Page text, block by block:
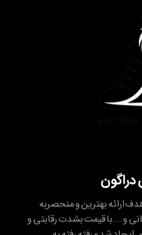
دراگون
در شهریور ۱۳۹۴ با هدف ارائه بهترین و منحصربه
و... با قیمت بشدت رقابتی و